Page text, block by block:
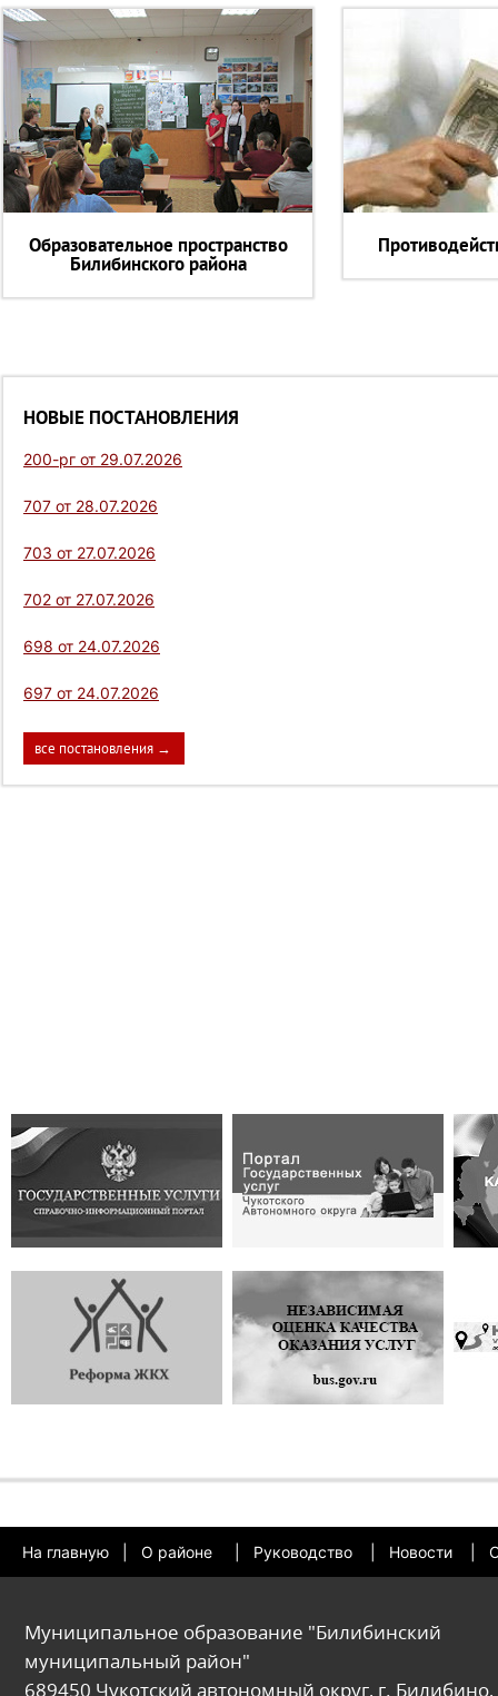
Образовательное пространство
Билибинского района
НОВЫЕ ПОСТАНОВЛЕНИЯ
200-рг от 29.07.2026
707 от 28.07.2026
703 от 27.07.2026
702 от 27.07.2026
698 от 24.07.2026
697 от 24.07.2026
все постановления →
На главную О районе Руководство Новости
Муниципальное образование "Билибинский
муниципальный район"
689450 Чукотский автономный округ, г. Билибино,